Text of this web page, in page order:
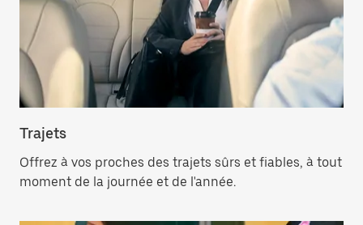
Trajets
Offrez à vos proches des trajets sûrs et fiables, à tout
moment de la journée et de l'année.